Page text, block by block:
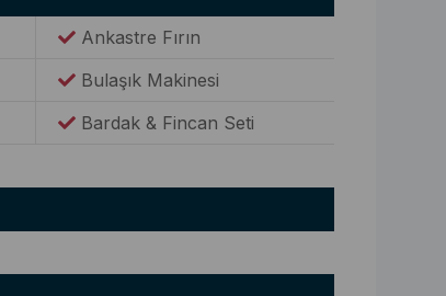
Ankastre Fırın
Bulaşık Makinesi
Bardak & Fincan Seti